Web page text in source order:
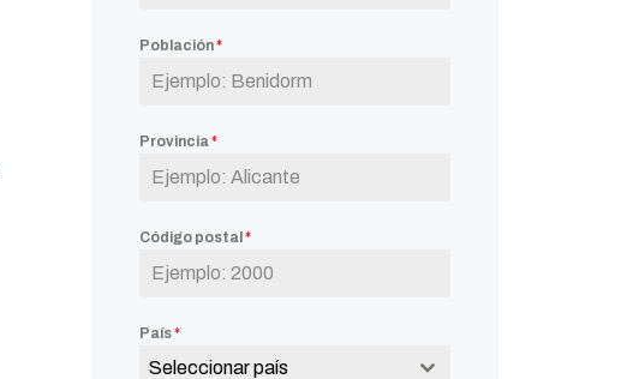
Población*
Provincia*
Código postal *
País*
Seleccionar país